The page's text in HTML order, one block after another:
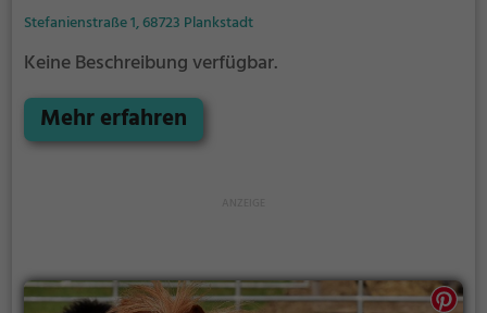
Stefanienstraße 1, 68723 Plankstadt
Keine Beschreibung verfügbar.
Mehr erfahren